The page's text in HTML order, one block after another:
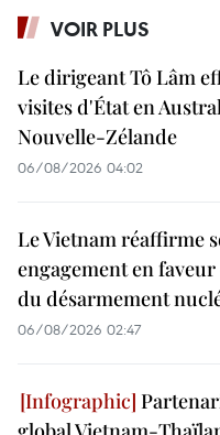
VOIR PLUS
Le dirigeant Tô Lâm
visites d'État en
Nouvelle-Zélande
06/08/2026 04:02
Le Vietnam réaffirme
engagement en
du désarmement
06/08/2026 02:47